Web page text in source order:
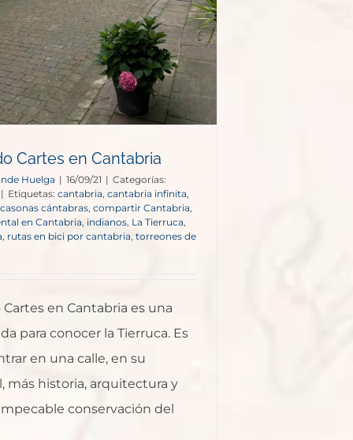
Cartes en Cantabria
Huelga | 16/09/21 | Categorías:
| Etiquetas: cantabria cantabria infinita
casonas cántabras compartir Cantabria
en Cantabria, indianos La Tierruca
rutas en bici por cantabria torreones de
en Cantabria es una
para conocer la Tierruca. Es
en una calle, en su
más historia, arquitectura y
conservación del